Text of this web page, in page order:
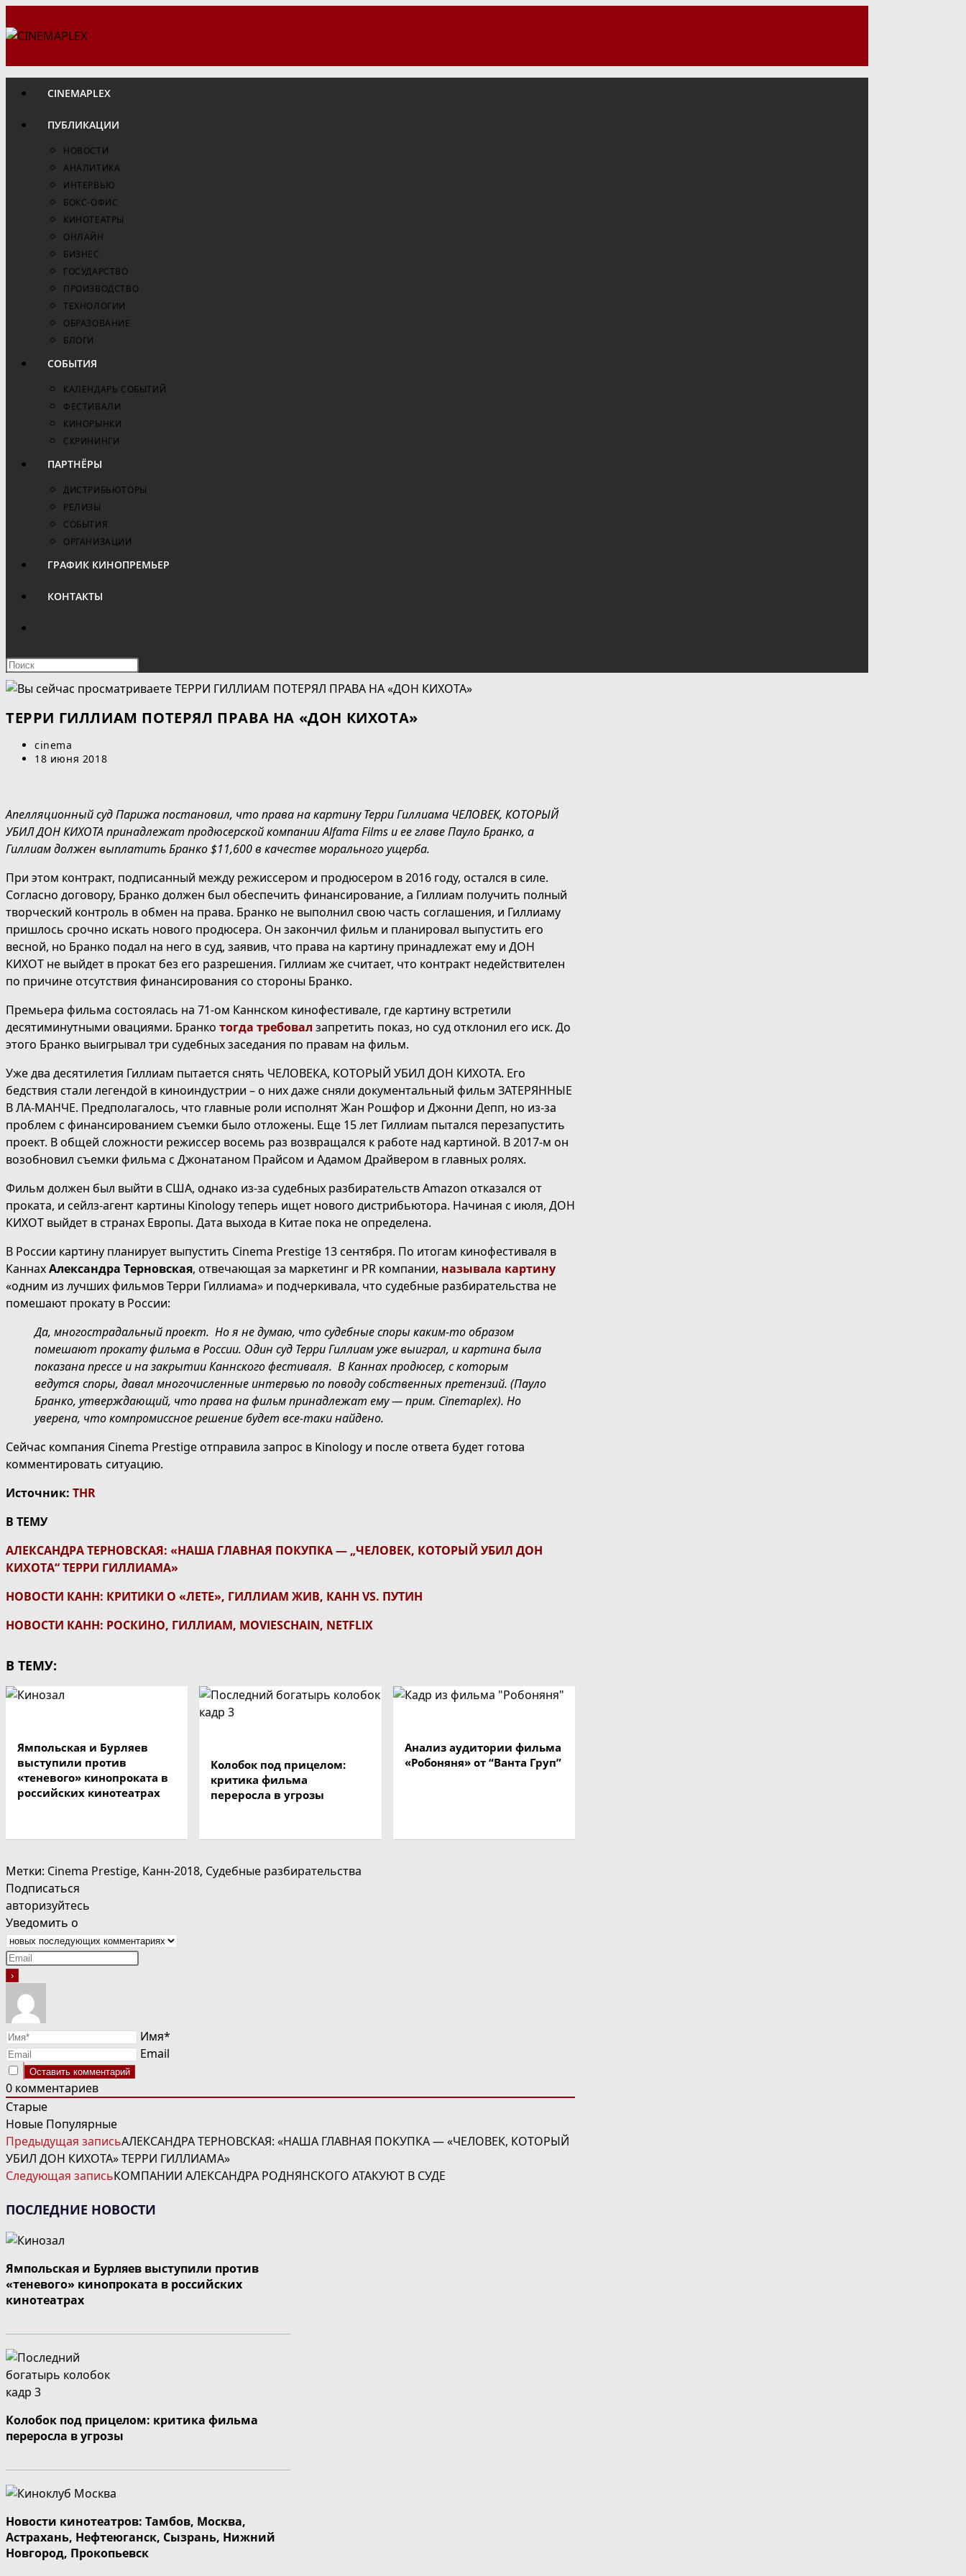
к
CINEMAPLEX
ПУБЛИКАЦИИ
НОВОСТИ
АНАЛИТИКА
ИНТЕРВЬЮ
БОКС-ОФИС
КИНОТЕАТРЫ
ОНЛАЙН
БИЗНЕС
ГОСУДАРСТВО
ПРОИЗВОДСТВО
ТЕХНОЛОГИИ
ОБРАЗОВАНИЕ
БЛОГИ
СОБЫТИЯ
КАЛЕНДАРЬ СОБЫТИЙ
ФЕСТИВАЛИ
КИНОРЫНКИ
СКРИНИНГИ
ПАРТНЁРЫ
ДИСТРИБЬЮТОРЫ
РЕЛИЗЫ
СОБЫТИЯ
ОРГАНИЗАЦИИ
ГРАФИК КИНОПРЕМЬЕР
КОНТАКТЫ
ПОИСК
ПО
ВЕБ-
САЙТУ
Нажмите
клавишу
Escape,
чтобы
ТЕРРИ ГИЛЛИАМ ПОТЕРЯЛ ПРАВА НА «ДОН КИХОТА»
Автор
записи:
cinema
Запись
18 июня 2018
Апелляционный суд Парижа постановил, что права на картину Терри Гиллиама ЧЕЛОВЕК, КОТОРЫЙ
УБИЛ ДОН КИХОТА принадлежат продюсерской компании Alfama Films и ее главе Пауло Бранко, а
Гиллиам должен выплатить Бранко $11,600 в качестве морального ущерба.
При этом контракт, подписанный между режиссером и продюсером в 2016 году, остался в силе.
Cогласно договору, Бранко должен был обеспечить финансирование, а Гиллиам получить полный
творческий контроль в обмен на права. Бранко не выполнил свою часть соглашения, и Гиллиаму
пришлось срочно искать нового продюсера. Он закончил фильм и планировал выпустить его
весной, но Бранко подал на него в суд, заявив, что права на картину принадлежат ему и ДОН
КИХОТ не выйдет в прокат без его разрешения. Гиллиам же считает, что контракт недействителен
по причине отсутствия финансирования со стороны Бранко.
Премьера фильма состоялась на 71-ом Каннском кинофестивале, где картину встретили
десятиминутными овациями. Бранко тогда требовал запретить показ, но суд отклонил его иск. До
этого Бранко выигрывал три судебных заседания по правам на фильм.
Уже два десятилетия Гиллиам пытается снять ЧЕЛОВЕКА, КОТОРЫЙ УБИЛ ДОН КИХОТА. Его
бедствия стали легендой в киноиндустрии – о них даже сняли документальный фильм ЗАТЕРЯННЫЕ
В ЛА-МАНЧЕ. Предполагалось, что главные роли исполнят Жан Рошфор и Джонни Депп, но из-за
проблем с финансированием съемки было отложены. Еще 15 лет Гиллиам пытался перезапустить
проект. В общей сложности режиссер восемь раз возвращался к работе над картиной. В 2017-м он
возобновил съемки фильма с Джонатаном Прайсом и Адамом Драйвером в главных ролях.
Фильм должен был выйти в США, однако из-за судебных разбирательств Amazon отказался от
проката, и сейлз-агент картины Kinology теперь ищет нового дистрибьютора. Начиная с июля, ДОН
КИХОТ выйдет в странах Европы. Дата выхода в Китае пока не определена.
В России картину планирует выпустить Cinema Prestige 13 сентября. По итогам кинофестиваля в
КаннахАлександра Терновская, отвечающая за маркетинг и PR компании, называла картину
«одним из лучших фильмов Терри Гиллиама» и подчеркивала, что судебные разбирательства не
помешают прокату в России:
Да, многострадальный проект. Но я не думаю, что судебные споры каким-то образом
помешают прокату фильма в России. Один суд Терри Гиллиам уже выиграл, и картина была
показана прессе и на закрытии Каннского фестиваля. В Каннах продюсер, с которым
ведутся споры, давал многочисленные интервью по поводу собственных претензий. (Пауло
Бранко, утверждающий, что права на фильм принадлежат ему — прим. Cinemaplex). Но
уверена, что компромиссное решение будет все-таки найдено.
Сейчас компания Cinema Prestige отправила запрос в Kinology и после ответа будет готова
комментировать ситуацию.
Источник: THR
В ТЕМУ
АЛЕКСАНДРА ТЕРНОВСКАЯ: «НАША ГЛАВНАЯ ПОКУПКА — „ЧЕЛОВЕК, КОТОРЫЙ УБИЛ ДОН
КИХОТА“ ТЕРРИ ГИЛЛИАМА»
НОВОСТИ КАНН: КРИТИКИ О «ЛЕТЕ», ГИЛЛИАМ ЖИВ, КАНН VS. ПУТИН
НОВОСТИ КАНН: РОСКИНО, ГИЛЛИАМ, MOVIESCHAIN, NETFLIX
В ТЕМУ:
Ямпольская и Бурляев
выступили против
«теневого» кинопроката в
российских кинотеатрах
Колобок под прицелом:
критика фильма
переросла в угрозы
Анализ аудитории фильма
«Робоняня» от “Ванта Груп”
Метки: Cinema Prestige, Канн-2018, Судебные разбирательства
Подписаться
авторизуйтесь
Уведомить о
Имя*
Email
0 комментариев
Старые
Новые Популярные
ЧИТАТЬ
ДАЛЕЕ
СТАТЬИ
Предыдущая записьАЛЕКСАНДРА ТЕРНОВСКАЯ: «НАША ГЛАВНАЯ ПОКУПКА — «ЧЕЛОВЕК, КОТОРЫЙ
УБИЛ ДОН КИХОТА» ТЕРРИ ГИЛЛИАМА»
Следующая записьКОМПАНИИ АЛЕКСАНДРА РОДНЯНСКОГО АТАКУЮТ В СУДЕ
ПОСЛЕДНИЕ НОВОСТИ
Ямпольская и Бурляев выступили против
«теневого» кинопроката в российских
кинотеатрах
Колобок под прицелом: критика фильма
переросла в угрозы
Новости кинотеатров: Тамбов, Москва,
Астрахань, Нефтеюганск, Сызрань, Нижний
Новгород, Прокопьевск